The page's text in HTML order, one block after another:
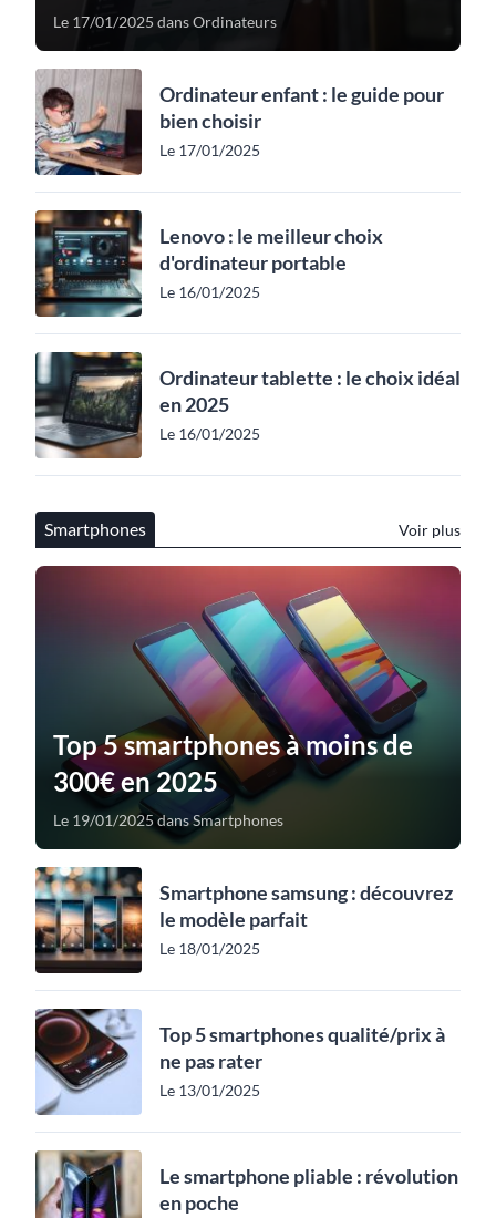
Le 17/01/2025 dans Ordinateurs
Ordinateur enfant : le guide pour
bien choisir
Le 17/01/2025
Lenovo : le meilleur choix
d'ordinateur portable
Le 16/01/2025
Ordinateur tablette : le choix idéal
en 2025
Le 16/01/2025
Smartphones Voir plus
Top 5 smartphones à moins de
300€ en 2025
Le 19/01/2025 dans Smartphones
Smartphone samsung : découvrez
le modèle parfait
Le 18/01/2025
Top 5 smartphones qualité/prix à
ne pas rater
Le 13/01/2025
Le smartphone pliable : révolution
en poche